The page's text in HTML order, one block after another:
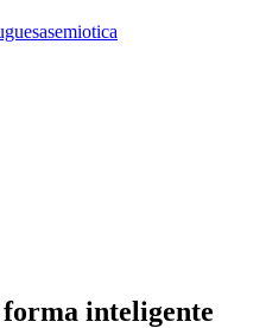
semiotica
forma inteligente